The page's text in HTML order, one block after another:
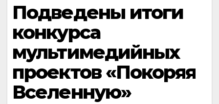
Подведены итоги
конкурса
мультимедийных
проектов «Покоряя
Вселенную»